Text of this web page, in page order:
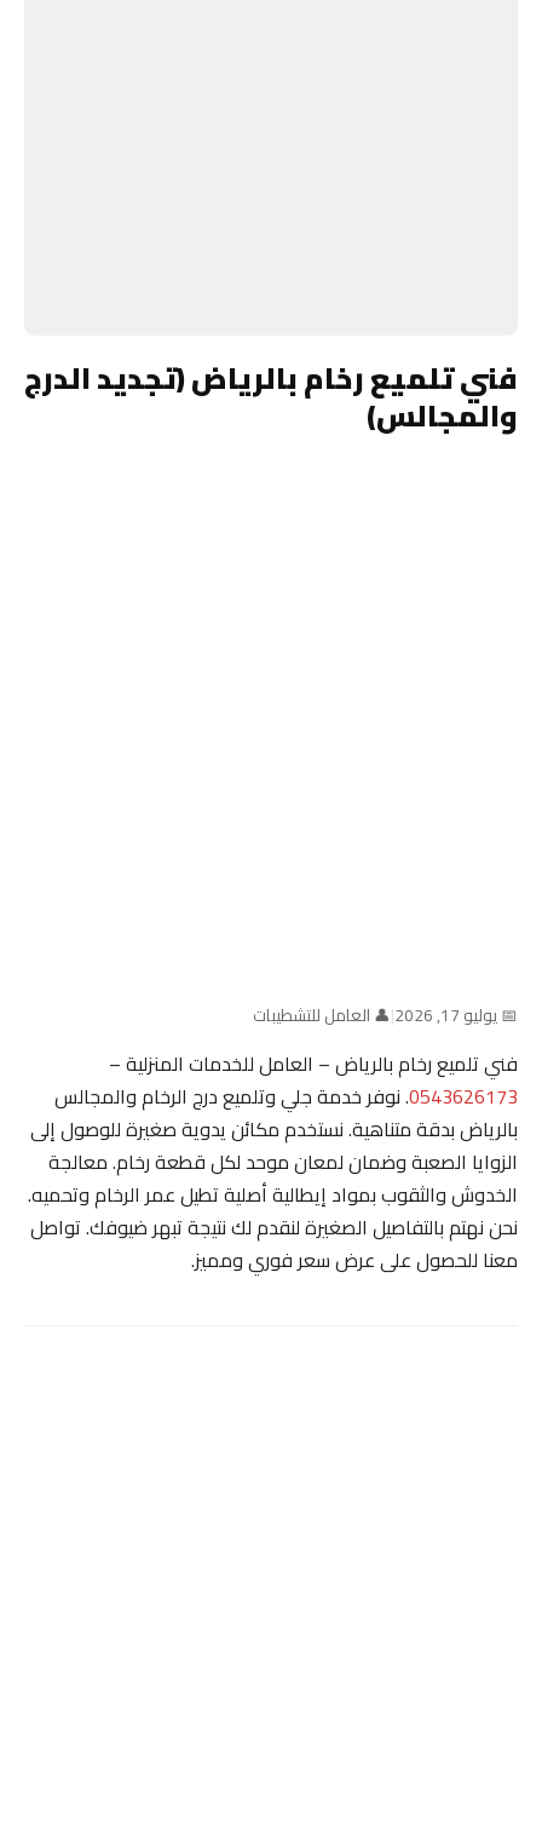
فني تلميع رخام بالرياض (تجديد الدرج
والمجالس)
📅 يوليو 17, 2026 |👤 العامل للتشطيبات
فني تلميع رخام بالرياض – العامل للخدمات المنزلية –
0543626173. نوفر خدمة جلي وتلميع درج الرخام والمجالس
بالرياض بدقة متناهية. نستخدم مكائن يدوية صغيرة للوصول إلى
الزوايا الصعبة وضمان لمعان موحد لكل قطعة رخام. معالجة
الخدوش والثقوب بمواد إيطالية أصلية تطيل عمر الرخام وتحميه.
نحن نهتم بالتفاصيل الصغيرة لنقدم لك نتيجة تبهر ضيوفك. تواصل
معنا للحصول على عرض سعر فوري ومميز.